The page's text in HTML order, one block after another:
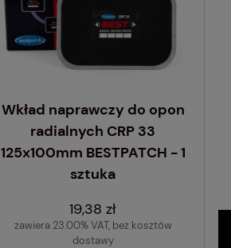
Wkład naprawczy do opon
radialnych CRP 33
125x100mm BESTPATCH - 1
sztuka
19,38 zł
zawiera 23.00% VAT, bez kosztów
dostawy
ciężarowych V3.12.1/L 14
11,18 zł
do koszyka